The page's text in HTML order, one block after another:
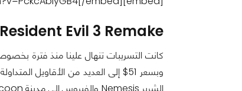
Resident Evil 3 Remake :